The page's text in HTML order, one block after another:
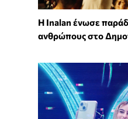
Η Inalan ένωσε
ανθρώπους στο